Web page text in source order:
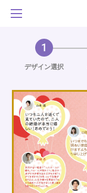
1
デザイン選択